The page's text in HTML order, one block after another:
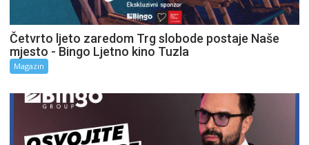
Četvrto ljeto zaredom Trg slobode postaje Naše
mjesto - Bingo Ljetno kino Tuzla
Magazin